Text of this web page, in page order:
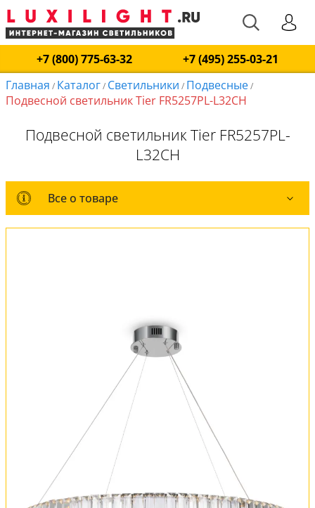
+7 (800) 775-63-32
+7 (495) 255-03-21
Главная / Каталог/ Светильники / Подвесные/
Подвесной светильник Tier FR5257PL-L32CH
Подвесной светильник Tier FR5257PL-
L32CH
Все о товаре
Все о товаре
Оплата и доставка
Обмен и возврат
Установка
Отзывы